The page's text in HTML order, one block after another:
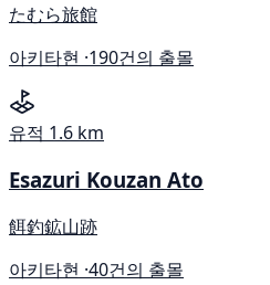
たむら旅館
아키타현 ·190건의 출몰
유적 1.6 km
Esazuri Kouzan Ato
餌釣鉱山跡
아키타현 ·40건의 출몰